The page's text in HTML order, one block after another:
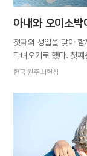
아내와 오이소박
첫째의 생일을 맞아
다녀오기로 했다. 첫
되었다. 두어 달 전에
준비해 갔던 아내는
좋아하지도 않는데
밤늦도록 분주한 아
훑어보았다. 깍두기,
한국 원주 최헌침